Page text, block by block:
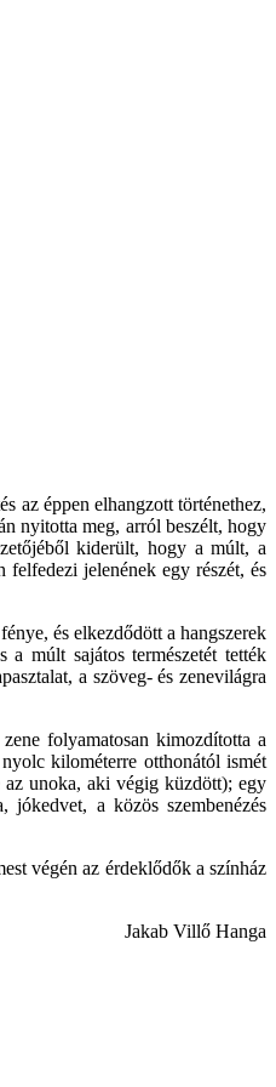
az éppen elhangzott történethez,
nyitotta meg, arról beszélt, hogy
kiderült, hogy a múlt, a
felfedezi jelenének egy részét, és
és elkezdődött a hangszerek
a múlt sajátos természetét tették
a szöveg- és zenevilágra
folyamatosan kimozdította a
kilométerre otthonától ismét
az unoka, aki végig küzdött); egy
jókedvet, a közös szembenézés
végén az érdeklődők a színház
Jakab Villő Hanga